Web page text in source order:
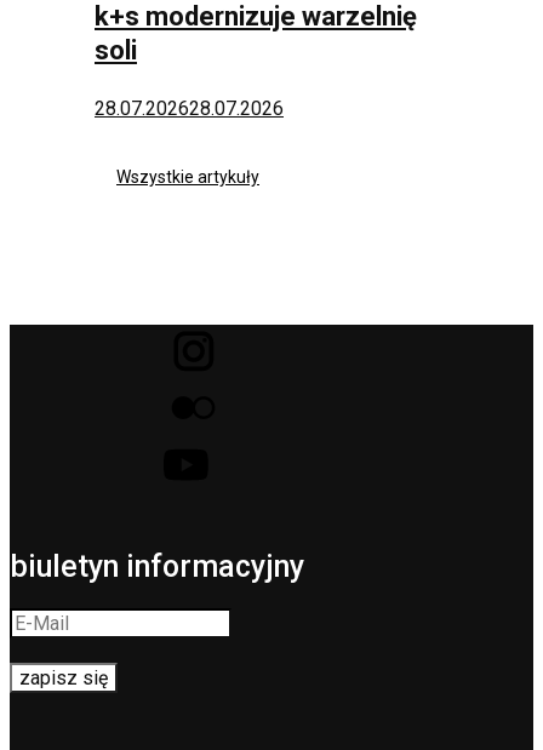
k+s modernizuje warzelnię
soli
28.07.202628.07.2026
Wszystkie artykuły
biuletyn informacyjny